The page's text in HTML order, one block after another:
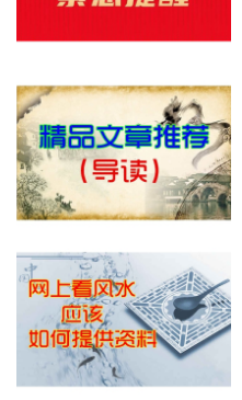
紧急提醒，明易堂有重名，大
家需看清
特别推荐精品文章